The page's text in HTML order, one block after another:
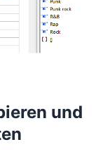
und